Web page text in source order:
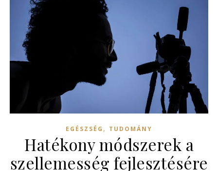
EGÉSZSÉG , TUDOMÁNY
Hatékony módszerek a
szellemesség fejlesztésére